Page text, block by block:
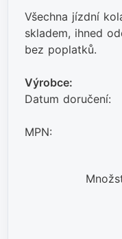
Všechna jízdní
skladem, ihned
bez poplatků.
Výrobce:
Datum doručení:
MPN: